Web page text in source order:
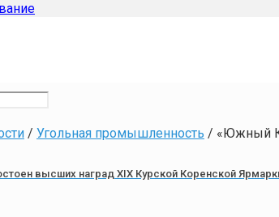
/ Угольная промышленность / «Южный
высших наград XIX Курской Коренской